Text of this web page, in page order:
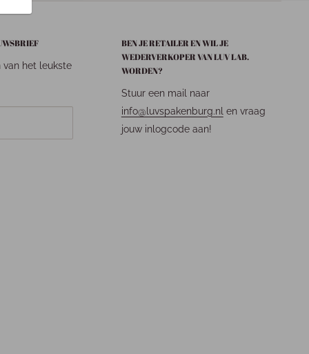
het leukste
BEN JE RETAILER EN WIL JE
WEDERVERKOPER VAN LUV LAB.
WORDEN?
Stuur een mail naar
info@luvspakenburg.nl en vraag
jouw inlogcode aan!